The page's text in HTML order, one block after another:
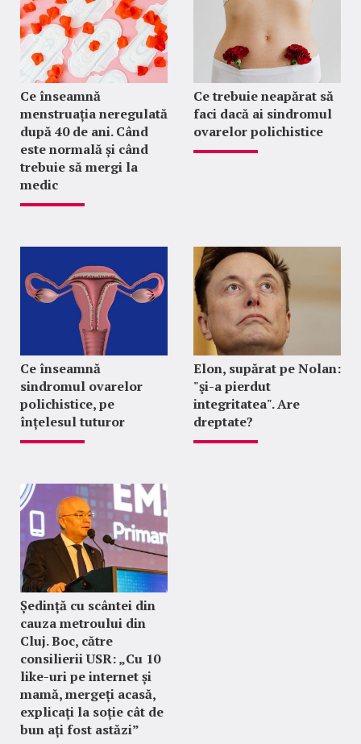
Ce înseamnă
menstruația neregulată
după 40 de ani. Când
este normală și când
trebuie să mergi la
medic
Ce trebuie neapărat să
faci dacă ai sindromul
ovarelor polichistice
Ce înseamnă
sindromul ovarelor
polichistice, pe
înțelesul tuturor
Elon, supărat pe Nolan:
"şi-a pierdut
integritatea". Are
dreptate?
Ședință cu scântei din
cauza metroului din
Cluj. Boc, către
consilierii USR: „Cu 10
like-uri pe internet și
mamă, mergeți acasă,
explicați la soție cât de
bun ați fost astăzi”